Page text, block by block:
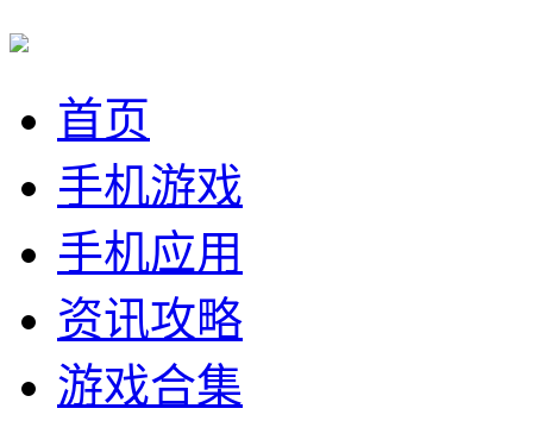
首页
手机游戏
手机应用
资讯攻略
游戏合集